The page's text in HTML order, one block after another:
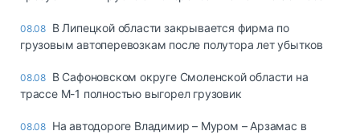
08.08 В Липецкой области закрывается фирма по
грузовым автоперевозкам после полутора лет убытков
08.08 В Сафоновском округе Смоленской области на
трассе М-1 полностью выгорел грузовик
08.08 На автодороге Владимир – Муром – Арзамас в